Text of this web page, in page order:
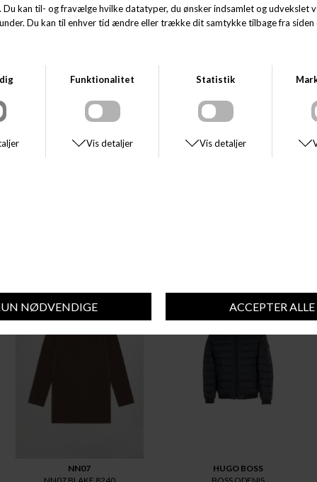
NN07
NN07 BLAKE 8240
HUGO BOSS
BOSS ODENIS